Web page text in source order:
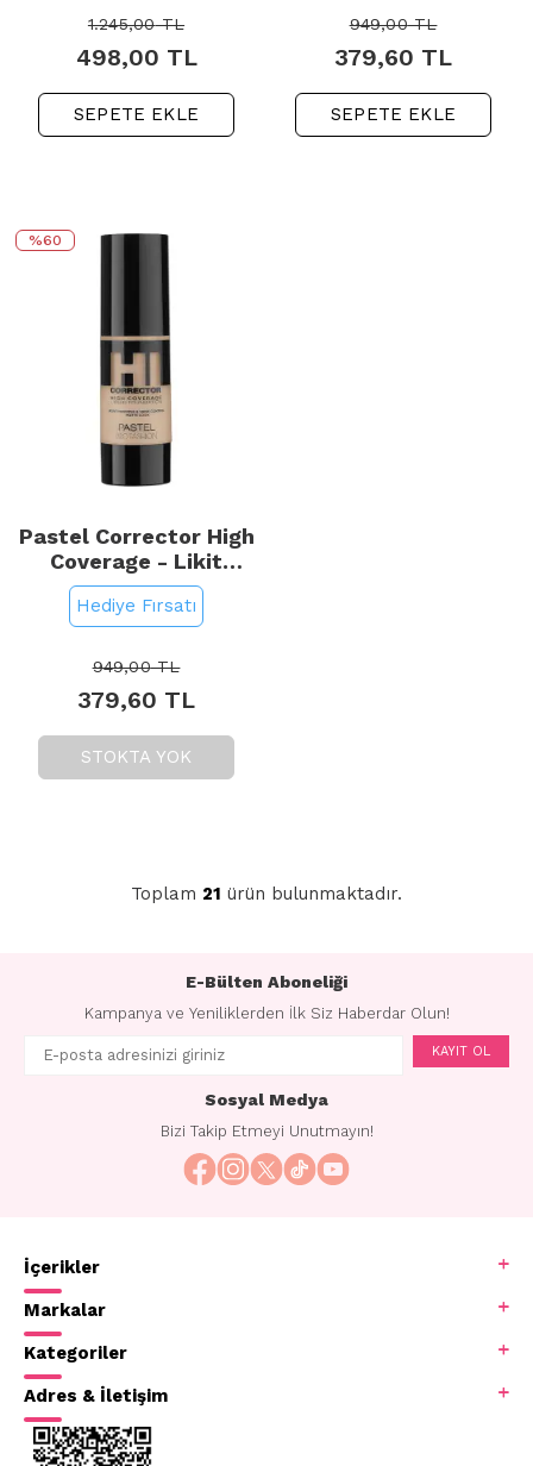
1.245,00TL
498,00 TL
SEPETE EKLE
949,00TL
379,60 TL
SEPETE EKLE
%60
Pastel Corrector High
Coverage - Likit
Fondöten No: 402
Hediye Fırsatı
949,00TL
379,60 TL
STOKTA YOK
Toplam 21 ürün bulunmaktadır.
E-Bülten Aboneliği
Kampanya ve Yeniliklerden İlk Siz Haberdar Olun!
KAYIT OL
Sosyal Medya
Bizi Takip Etmeyi Unutmayın!
İçerikler
Markalar
Kategoriler
Adres & İletişim